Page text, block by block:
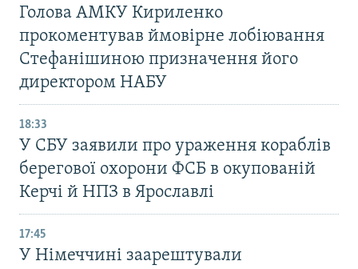
Голова АМКУ Кириленко
прокоментував ймовірне лобіювання
Стефанішиною призначення його
директором НАБУ
18:33
У СБУ заявили про ураження кораблів
берегової охорони ФСБ в окупованій
Керчі й НПЗ в Ярославлі
17:45
У Німеччині заарештували